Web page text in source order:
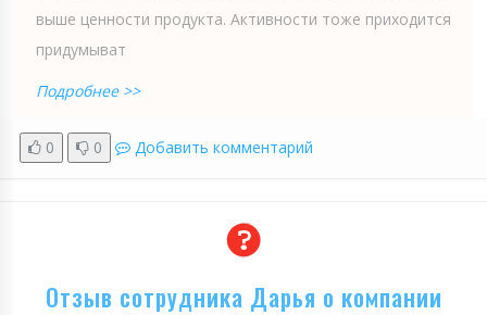
выше ценности продукта. Активности тоже приходится
придумыват
Подробнее >>
0 0 Добавить комментарий
Отзыв сотрудника Дарья о компании